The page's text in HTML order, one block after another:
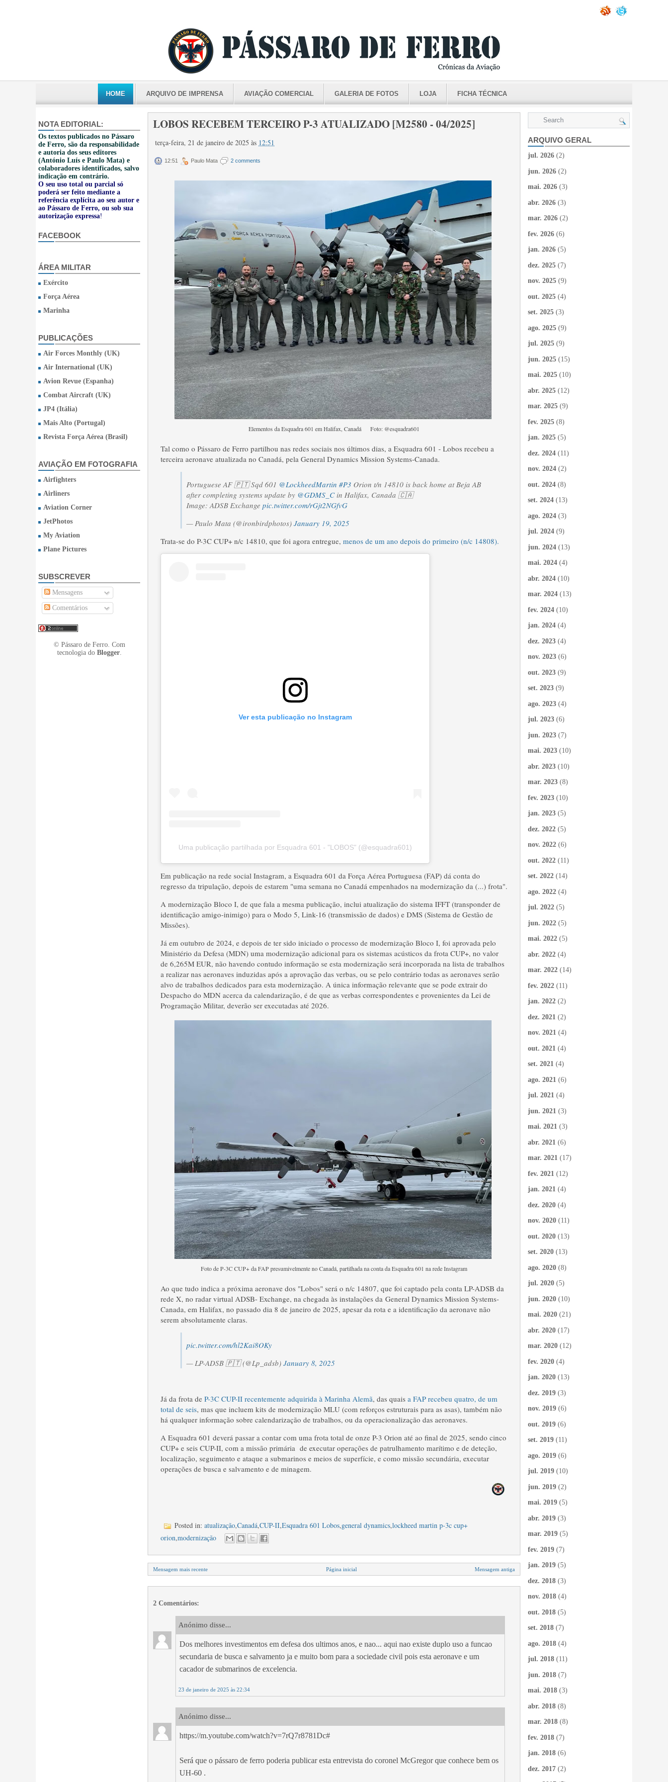
HOME ARQUIVO DE IMPRENSA AVIAÇÃO COMERCIAL GALERIA DE FOTOS LOJA FICHA TÉCNICA
NOTA EDITORIAL:
Os textos publicados no Pássaro
de Ferro, são da responsabilidade
e autoria dos seus editores
(António Luís e Paulo Mata) e
colaboradores identificados, salvo
indicação em contrário.
O seu uso total ou parcial só
poderá ser feito mediante a
referência explícita ao seu autor e
ao Pássaro de Ferro, ou sob sua
autorização expressa!
FACEBOOK
ÁREA MILITAR
Exército
Força Aérea
Marinha
PUBLICAÇÕES
Air Forces Monthly (UK)
Air International (UK)
Avion Revue (Espanha)
Combat Aircraft (UK)
JP4 (Itália)
Mais Alto (Portugal)
Revista Força Aérea (Brasil)
AVIAÇÃO EM FOTOGRAFIA
Airfighters
Airliners
Aviation Corner
JetPhotos
My Aviation
Plane Pictures
SUBSCREVER
Mensagens
Comentários
© Pássaro de Ferro. Com
tecnologia do Blogger.
LOBOS RECEBEM TERCEIRO P-3 ATUALIZADO [M2580 - 04/2025]
terça-feira, 21 de janeiro de 2025 às 12:51
12:51 Paulo Mata 2 comments
Elementos da Esquadra 601 em Halifax, Canadá Foto: @esquadra601
Tal como o Pássaro de Ferro partilhou nas redes sociais nos últimos dias, a Esquadra 601 - Lobos recebeu a
terceira aeronave atualizada no Canadá, pela General Dynamics Mission Systems-Canada.
Portuguese AF 🇵🇹 Sqd 601 @LockheedMartin #P3 Orion t/n 14810 is back home at Beja AB
after completing systems update by @GDMS_Cin Halifax, Canada 🇨🇦
Image: ADSB Exchange pic.twitter.com/rGjt2NGfvG
— Paulo Mata (@ironbirdphotos) January 19, 2025
Trata-se do P-3C CUP+ n/c 14810, que foi agora entregue, menos de um ano depois do primeiro (n/c 14808).
Ver esta publicação no Instagram
Uma publicação partilhada por Esquadra 601 - "LOBOS" (@esquadra601)
Em publicação na rede social Instagram, a Esquadra 601 da Força Aérea Portuguesa (FAP) dá conta do
regresso da tripulação, depois de estarem "uma semana no Canadá empenhados na modernização da (...) frota".
A modernização Bloco I, de que fala a mesma publicação, inclui atualização do sistema IFFT (transponder de
identificação amigo-inimigo) para o Modo 5, Link-16 (transmissão de dados) e DMS (Sistema de Gestão de
Missões).
Já em outubro de 2024, e depois de ter sido iniciado o processo de modernização Bloco I, foi aprovada pelo
Ministério da Defesa (MDN) uma modernização adicional para os sistemas acústicos da frota CUP+, no valor
de 6,265M EUR, não havendo contudo informação se esta modernização será incorporada na lista de trabalhos
a realizar nas aeronaves induzidas após a aprovação das verbas, ou se pelo contrário todas as aeronaves serão
alvo de trabalhos dedicados para esta modernização. A única informação relevante que se pode extrair do
Despacho do MDN acerca da calendarização, é de que as verbas correspondentes e provenientes da Lei de
Programação Militar, deverão ser executadas até 2026.
Foto de P-3C CUP+ da FAP presumivelmente no Canadá, partilhada na conta da Esquadra 601 na rede Instagram
Ao que tudo indica a próxima aeronave dos "Lobos" será o n/c 14807, que foi captado pela conta LP-ADSB da
rede X, no radar virtual ADSB- Exchange, na chegada às instalações da General Dynamics Mission Systems-
Canada, em Halifax, no passado dia 8 de janeiro de 2025, apesar da rota e a identificação da aeronave não
serem absolutamente claras.
pic.twitter.com/hl2Kai8OKy
— LP-ADSB 🇵🇹 (@Lp_adsb) January 8, 2025
Já da frota de P-3C CUP-II recentemente adquirida à Marinha Alemã, das quais a FAP recebeu quatro, de um
total de seis, mas que incluem kits de modernização MLU (com reforços estruturais para as asas), também não
há qualquer informação sobre calendarização de trabalhos, ou da operacionalização das aeronaves.
A Esquadra 601 deverá passar a contar com uma frota total de onze P-3 Orion até ao final de 2025, sendo cinco
CUP+ e seis CUP-II, com a missão primária de executar operações de patrulhamento marítimo e de deteção,
localização, seguimento e ataque a submarinos e meios de superfície, e como missão secundária, executar
operações de busca e salvamento e de minagem.
Posted in: atualização,Canadá,CUP-II,Esquadra 601 Lobos,general dynamics,lockheed martin p-3c cup+
orion,modernização
Mensagem mais recente Mensagem antiga
Página inicial
2 Comentários:
Anónimo disse...
Dos melhores investimentos em defesa dos ultimos anos, e nao... aqui nao existe duplo uso a funcao
secundaria de busca e salvamento ja e muito bom para a sociedade civil pois esta aeronave e um
cacador de submarinos de excelencia.
23 de janeiro de 2025 às 22:34
Anónimo disse...
https://m.youtube.com/watch?v=7rQ7r8781Dc#
Será que o pássaro de ferro poderia publicar esta entrevista do coronel McGregor que conhece bem os
UH-60 .
ARQUIVO GERAL
jul. 2026 (2)
jun. 2026 (2)
mai. 2026 (3)
abr. 2026 (3)
mar. 2026 (2)
fev. 2026 (6)
jan. 2026 (5)
dez. 2025 (7)
nov. 2025 (9)
out. 2025 (4)
set. 2025 (3)
ago. 2025 (9)
jul. 2025 (9)
jun. 2025 (15)
mai. 2025 (10)
abr. 2025 (12)
mar. 2025 (9)
fev. 2025 (8)
jan. 2025 (5)
dez. 2024 (11)
nov. 2024 (2)
out. 2024 (8)
set. 2024 (13)
ago. 2024 (3)
jul. 2024 (9)
jun. 2024 (13)
mai. 2024 (4)
abr. 2024 (10)
mar. 2024 (13)
fev. 2024 (10)
jan. 2024 (4)
dez. 2023 (4)
nov. 2023 (6)
out. 2023 (9)
set. 2023 (9)
ago. 2023 (4)
jul. 2023 (6)
jun. 2023 (7)
mai. 2023 (10)
abr. 2023 (10)
mar. 2023 (8)
fev. 2023 (10)
jan. 2023 (5)
dez. 2022 (5)
nov. 2022 (6)
out. 2022 (11)
set. 2022 (14)
ago. 2022 (4)
jul. 2022 (5)
jun. 2022 (5)
mai. 2022 (5)
abr. 2022 (4)
mar. 2022 (14)
fev. 2022 (11)
jan. 2022 (2)
dez. 2021 (2)
nov. 2021 (4)
out. 2021 (4)
set. 2021 (4)
ago. 2021 (6)
jul. 2021 (4)
jun. 2021 (3)
mai. 2021 (3)
abr. 2021 (6)
mar. 2021 (17)
fev. 2021 (12)
jan. 2021 (4)
dez. 2020 (4)
nov. 2020 (11)
out. 2020 (13)
set. 2020 (13)
ago. 2020 (8)
jul. 2020 (5)
jun. 2020 (10)
mai. 2020 (21)
abr. 2020 (17)
mar. 2020 (12)
fev. 2020 (4)
jan. 2020 (13)
dez. 2019 (3)
nov. 2019 (6)
out. 2019 (6)
set. 2019 (11)
ago. 2019 (6)
jul. 2019 (10)
jun. 2019 (2)
mai. 2019 (5)
abr. 2019 (3)
mar. 2019 (5)
fev. 2019 (7)
jan. 2019 (5)
dez. 2018 (3)
nov. 2018 (4)
out. 2018 (5)
set. 2018 (7)
ago. 2018 (4)
jul. 2018 (11)
jun. 2018 (7)
mai. 2018 (3)
abr. 2018 (8)
mar. 2018 (8)
fev. 2018 (7)
jan. 2018 (6)
dez. 2017 (2)